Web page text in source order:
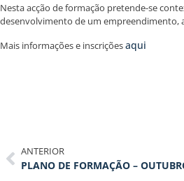
Nesta acção de formação pretende-se
desenvolvimento de um empreendimento,
Mais informações e inscriçõesaqui
ANTERIOR
PLANO DE FORMAÇÃO –